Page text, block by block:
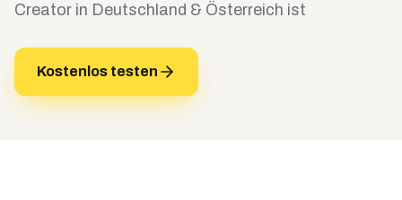
Creator in Deutschland & Österreich ist
Kostenlos testen